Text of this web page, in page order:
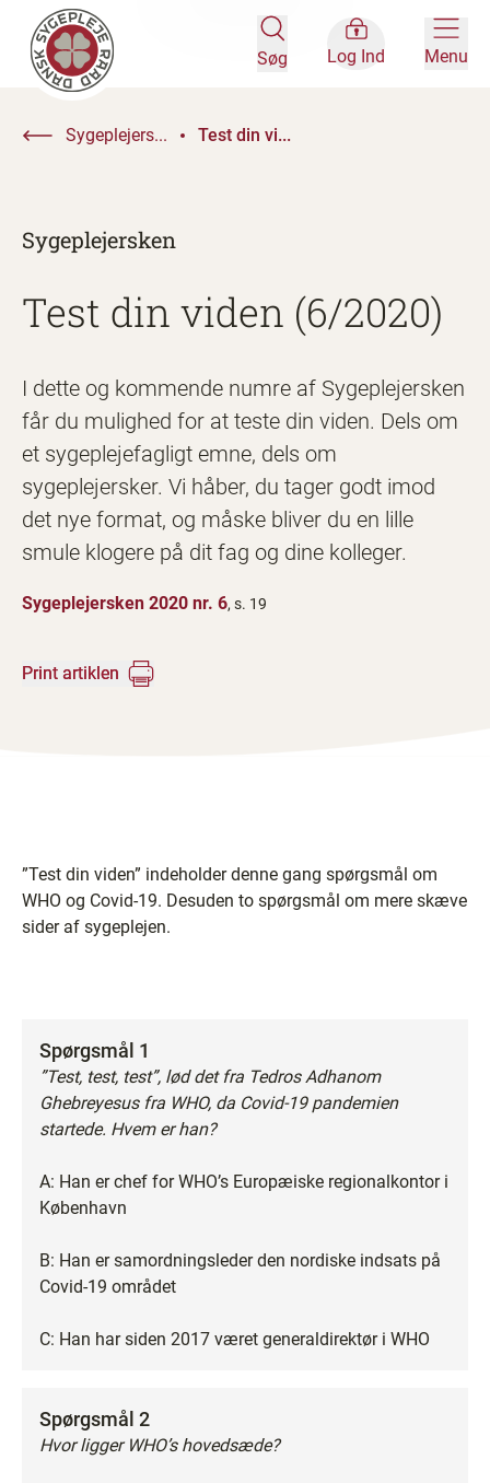
Søg Log Ind Menu
Sygeplejers... Test din vi...
Sygeplejersken
Test din viden (6/2020)
I dette og kommende numre af Sygeplejersken
får du mulighed for at teste din viden. Dels om
et sygeplejefagligt emne, dels om
sygeplejersker. Vi håber, du tager godt imod
det nye format, og måske bliver du en lille
smule klogere på dit fag og dine kolleger.
Sygeplejersken 2020 nr. 6, s. 19
Print artiklen
”Test din viden” indeholder denne gang spørgsmål om
WHO og Covid-19. Desuden to spørgsmål om mere skæve
sider af sygeplejen.
Spørgsmål 1
”Test, test, test”, lød det fra Tedros Adhanom
Ghebreyesus fra WHO, da Covid-19 pandemien
startede. Hvem er han?
A: Han er chef for WHO’s Europæiske regionalkontor i
København
B: Han er samordningsleder den nordiske indsats på
Covid-19 området
C: Han har siden 2017 været generaldirektør i WHO
Spørgsmål 2
Hvor ligger WHO’s hovedsæde?